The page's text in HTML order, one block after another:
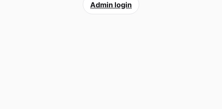
Admin login